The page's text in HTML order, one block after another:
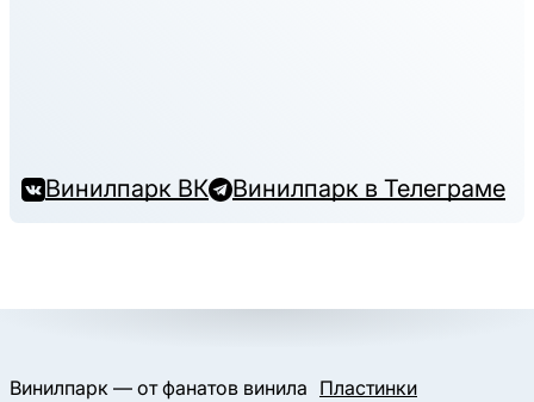
Винилпарк ВК Винилпарк в Телеграме
Винилпарк — от фанатов винила Пластинки